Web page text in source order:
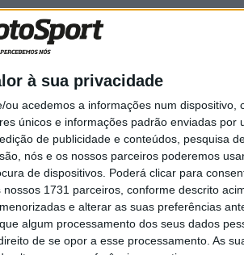
à sua privacidade
ou acedemos a informações num dispositivo,
únicos e informações padrão enviadas por
de publicidade e conteúdos, pesquisa
nós e os nossos parceiros poderemos
de dispositivos. Poderá clicar para
1731 parceiros, conforme descrito
e alterar as suas preferências
algum processamento dos seus dados
de se opor a esse processamento. As